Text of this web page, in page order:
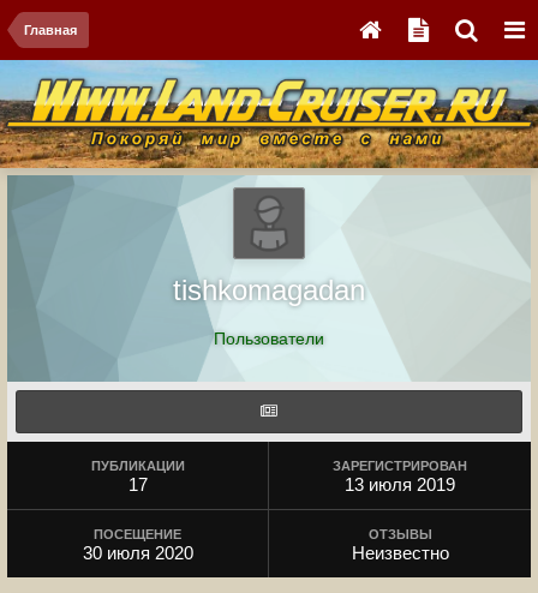
Главная
tishkomagadan
Пользователи
ПУБЛИКАЦИИ
17
ЗАРЕГИСТРИРОВАН
13 июля 2019
ПОСЕЩЕНИЕ
30 июля 2020
ОТЗЫВЫ
Неизвестно